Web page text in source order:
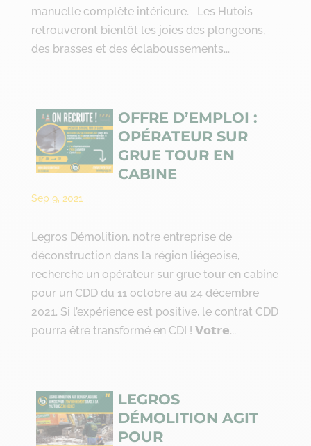
manuelle complète intérieure. Les Hutois
retrouveront bientôt les joies des plongeons,
des brasses et des éclaboussements...
OFFRE D’EMPLOI :
OPÉRATEUR SUR
GRUE TOUR EN
CABINE
Sep 9, 2021
Legros Démolition, notre entreprise de
déconstruction dans la région liégeoise,
recherche un opérateur sur grue tour en cabine
pour un CDD du 11 octobre au 24 décembre
2021. Si l’expérience est positive, le contrat CDD
pourra être transformé en CDI ! 𝗩𝗼𝘁𝗿𝗲...
LEGROS
DÉMOLITION AGIT
POUR